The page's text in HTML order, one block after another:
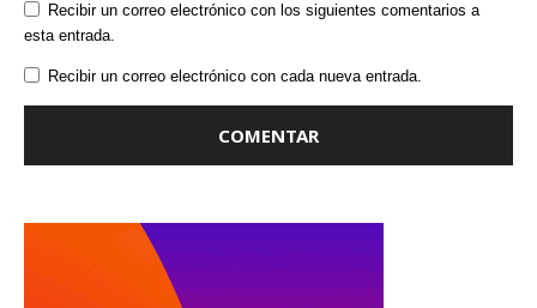
Recibir un correo electrónico con los siguientes comentarios a
esta entrada.
Recibir un correo electrónico con cada nueva entrada.